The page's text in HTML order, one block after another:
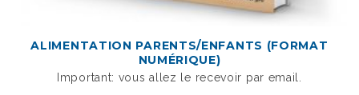
ALIMENTATION PARENTS/ENFANTS (FORMAT
NUMÉRIQUE)
Important: vous allez le recevoir par email.